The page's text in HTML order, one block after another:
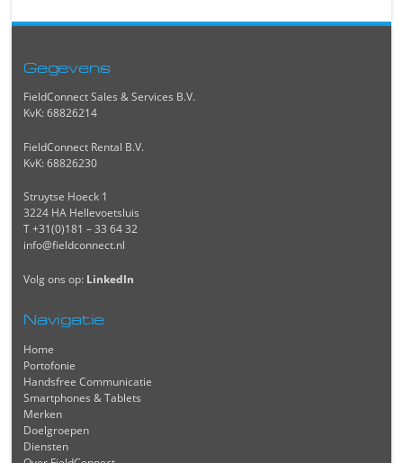
Gegevens
FieldConnect Sales & Services B.V.
KvK: 68826214
FieldConnect Rental B.V.
KvK: 68826230
Struytse Hoeck 1
3224 HA Hellevoetsluis
T +31(0)181 – 33 64 32
info@fieldconnect.nl
Volg ons op: LinkedIn
Navigatie
Home
Portofonie
Handsfree Communicatie
Smartphones & Tablets
Merken
Doelgroepen
Diensten